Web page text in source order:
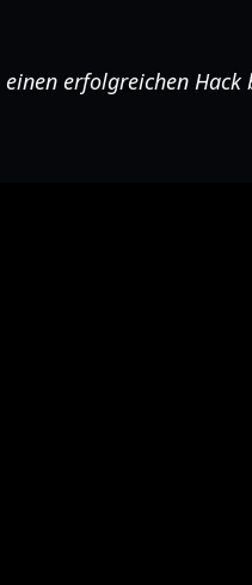
erfolgreichen Hack